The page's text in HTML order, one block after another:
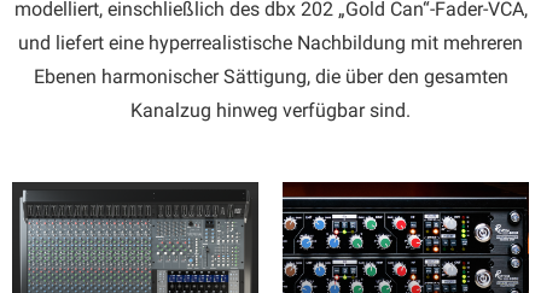
modelliert, einschließlich des dbx 202 „Gold Can“-Fader-VCA,
und liefert eine hyperrealistische Nachbildung mit mehreren
Ebenen harmonischer Sättigung, die über den gesamten
Kanalzug hinweg verfügbar sind.